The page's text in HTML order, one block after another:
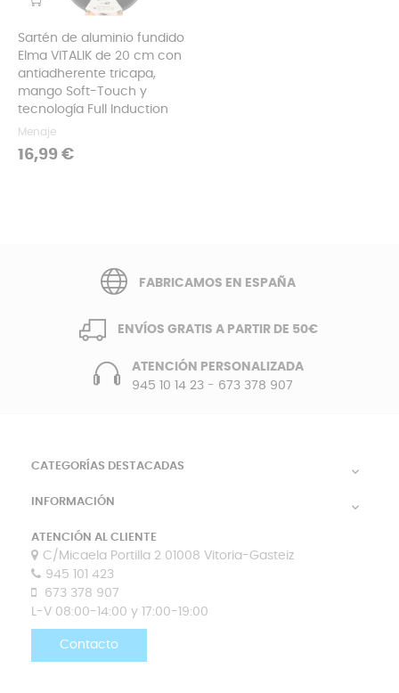
Sartén de aluminio fundido
Elma VITALIK de 20 cm con
antiadherente tricapa,
mango Soft-Touch y
tecnología Full Induction
Menaje
Precio
16,99 €
FABRICAMOS EN ESPAÑA
ENVÍOS GRATIS A PARTIR DE 50€
ATENCIÓN PERSONALIZADA
945 10 14 23- 673 378 907
CATEGORÍAS DESTACADAS 
INFORMACIÓN 
ATENCIÓN AL CLIENTE
C/Micaela Portilla 2 01008 Vitoria-Gasteiz
945 101 423
673 378 907
L-V 08:00-14:00 y 17:00-19:00
Contacto